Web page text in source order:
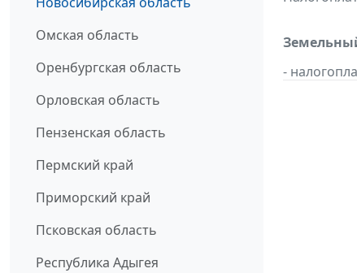
Омская область
Оренбургская область
Орловская область
Пензенская область
Пермский край
Приморский край
Псковская область
Республика Адыгея
-